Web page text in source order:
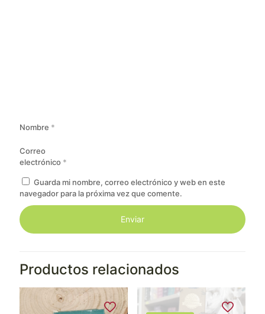
Nombre *
Correo
electrónico *
Guarda mi nombre, correo electrónico y web en este
navegador para la próxima vez que comente.
Productos relacionados